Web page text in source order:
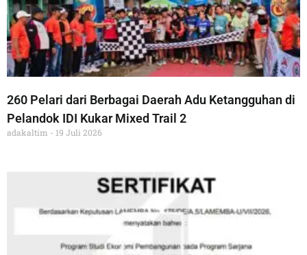
260 Pelari dari Berbagai Daerah Adu Ketangguhan di
Pelandok IDI Kukar Mixed Trail 2
adakaltim 19 Juli 2026